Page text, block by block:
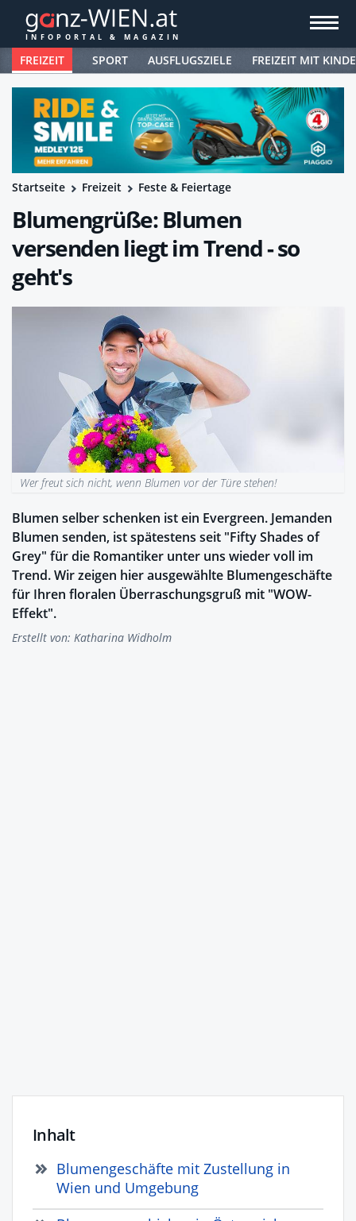
FREIZEIT SPORT AUSFLUGSZIELE FREIZEIT MIT
Startseite Freizeit Feste & Feiertage
Blumengrüße: Blumen
versenden liegt im Trend - so
geht's
Wer freut sich nicht, wenn Blumen vor der Türe stehen!
Blumen selber schenken ist ein Evergreen. Jemanden
Blumen senden, ist spätestens seit "Fifty Shades of
Grey" für die Romantiker unter uns wieder voll im
Trend. Wir zeigen hier ausgewählte Blumengeschäfte
für Ihren floralen Überraschungsgruß mit "WOW-
Effekt".
Erstellt von: Katharina Widholm
Inhalt
Blumengeschäfte mit Zustellung in
Wien und Umgebung